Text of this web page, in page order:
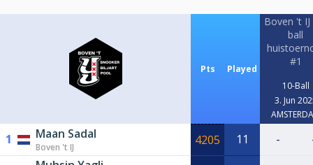
Pts Played
Boven 't IJ
ball
#1
10-Ball
3. Jun
1 Maan Sadal
Boven 't IJ 4205 11 -